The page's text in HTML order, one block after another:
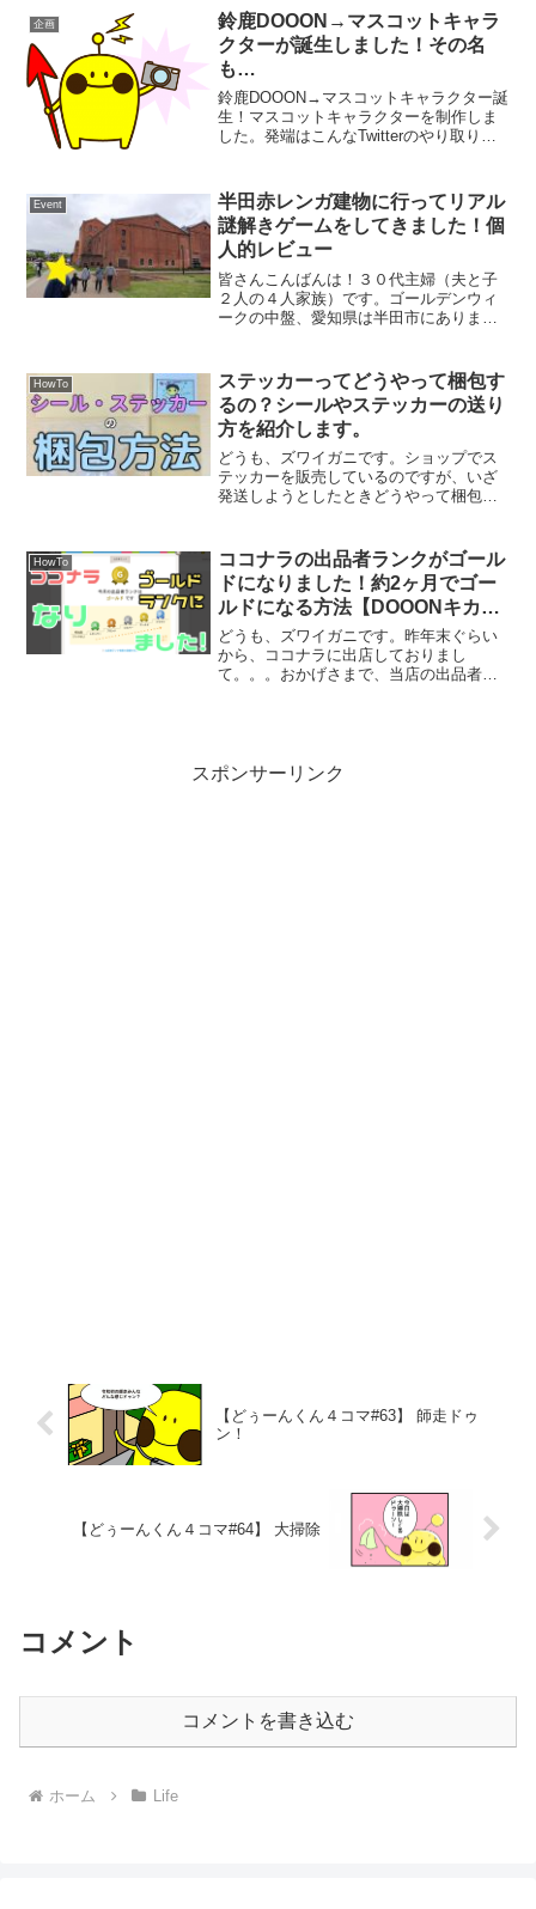
☆広大な土地の中に遊び場が満載で、と
ても充実した時間を過ごせ...
企画
鈴鹿DOOON→マスコットキャラ
クターが誕生しました！その名
も…
鈴鹿DOOON→マスコットキャラクター誕
生！マスコットキャラクターを制作しま
した。発端はこんなTwitterのやり取りか
(@Planetaxriuxm) 2016年10...
Event
半田赤レンガ建物に行ってリアル
謎解きゲームをしてきました！個
人的レビュー
皆さんこんばんは！３０代主婦（夫と子
２人の４人家族）です。ゴールデンウィ
ークの中盤、愛知県は半田市にありま
が目的かと言いますと、、、ちょいブー
ム？になっている謎解きイベ...
HowTo
ステッカーってどうやって梱包す
るの？シールやステッカーの送り
方を紹介します。
どうも、ズワイガニです。ショップでス
テッカーを販売しているのですが、いざ
発送しようとしたときどうやって梱包す
発送準備に取り掛かりたいと思います！
準備するものは以下になり...
HowTo
ココナラの出品者ランクがゴール
ドになりました！約2ヶ月でゴー
ルドになる方法【DOOONキカク
→】
どうも、ズワイガニです。昨年末ぐらい
から、ココナラに出店しておりまし
て。。。おかげさまで、当店の出品者ラ
スポンサーリンク
【どぅーんくん４コマ#63】 師走ドゥ
ン！
【どぅーんくん４コマ#64】 大掃除
コメント
コメントを書き込む
ホーム Life